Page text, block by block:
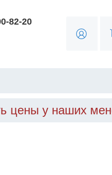
82-20
цены у наших